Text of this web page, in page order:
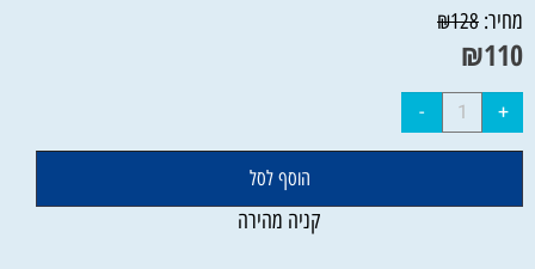
מחיר:
₪128
₪110
הוסף לסל
קניה מהירה